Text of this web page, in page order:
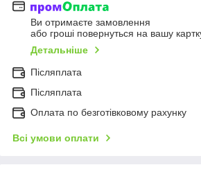
Ви отримаєте замовлення
або гроші повернуться на вашу
Детальніше
Післяплата
Післяплата
Оплата по безготівковому рахунку
Всі умови оплати